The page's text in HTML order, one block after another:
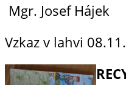
Mgr. Josef Hájek
Vzkaz v lahvi